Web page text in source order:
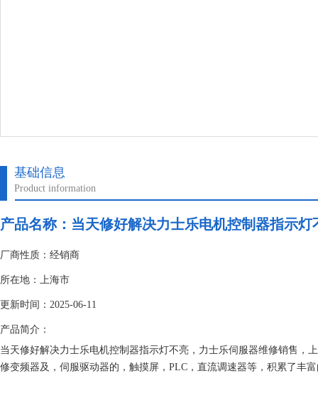
基础信息
Product information
产品名称： 当天修好解决力士乐电机控制器指示灯
厂商性质：经销商
所在地：上海市
更新时间：2025-06-11
产品简介：
当天修好解决力士乐电机控制器指示灯不亮，力士乐伺服器维修销售，
修变频器及，伺服驱动器的，触摸屏，PLC，直流调速器等，积累了丰